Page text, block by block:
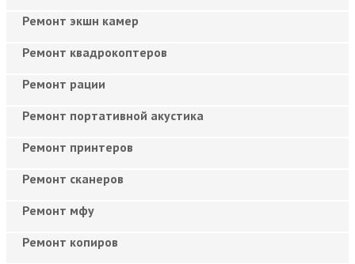
Ремонт экшн камер
Ремонт квадрокоптеров
Ремонт рации
Ремонт портативной акустика
Ремонт принтеров
Ремонт сканеров
Ремонт мфу
Ремонт копиров